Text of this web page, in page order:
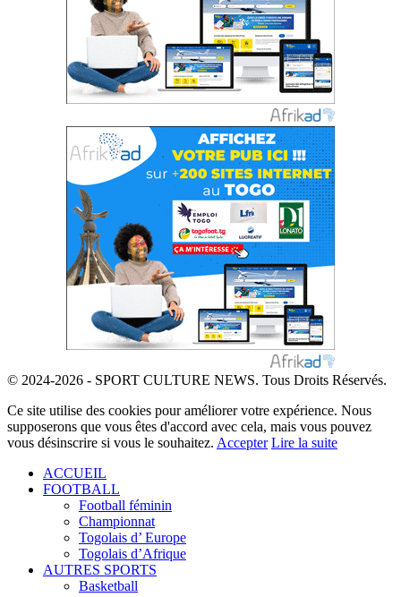
© 2024-2026 - SPORT CULTURE NEWS. Tous Droits Réservés.
Ce site utilise des cookies pour améliorer votre expérience. Nous
supposerons que vous êtes d'accord avec cela, mais vous pouvez
vous désinscrire si vous le souhaitez. Accepter Lire la suite
ACCUEIL
FOOTBALL
Football féminin
Championnat
Togolais d’ Europe
Togolais d’Afrique
AUTRES SPORTS
Basketball